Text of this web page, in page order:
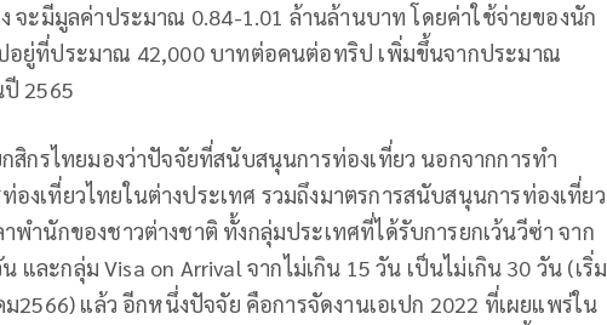
จะมีมูลค่าประมาณ 0.84-1.01 ล้านล้านบาท โดยค่าใช้จ่ายของนัก
อยู่ที่ประมาณ 42,000 บาทต่อคนต่อทริป เพิ่มขึ้นจากประมาณ
2565
สิกรไทยมองว่าปัจจัยที่สนับสนุนการท่องเที่ยว นอกจากการทำ
งเที่ยวไทยในต่างประเทศ รวมถึงมาตรการสนับสนุนการท่องเที่ยว
าพำนักของชาวต่างชาติ ทั้งกลุ่มประเทศที่ได้รับการยกเว้นวีซ่า จาก
และกลุ่ม Visa on Arrival จากไม่เกิน 15 วัน เป็นไม่เกิน 30 วัน (เริ่ม
2566) แล้ว อีกหนึ่งปัจจัย คือการจัดงานเอเปก 2022 ที่เผยแพร่ใน